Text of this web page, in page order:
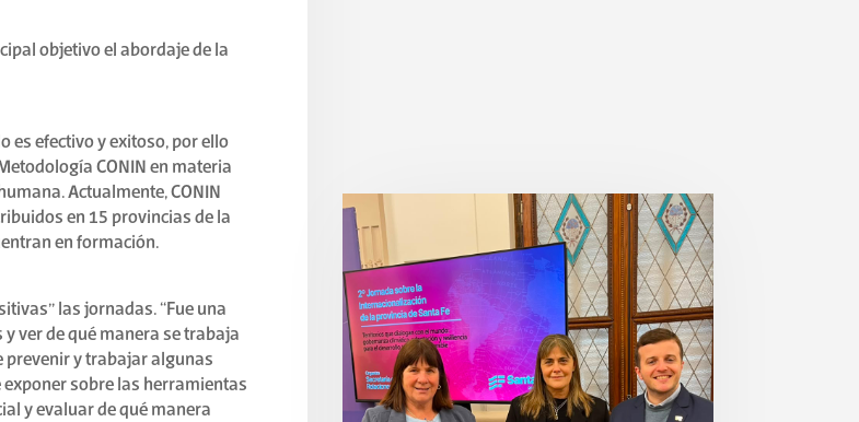
objetivo el abordaje de la
es efectivo y exitoso, por ello
CONIN en materia
Actualmente, CONIN
en 15 provincias de la
en formación.
las jornadas. “Fue una
ver de qué manera se trabaja
prevenir y trabajar algunas
sobre las herramientas
y evaluar de qué manera